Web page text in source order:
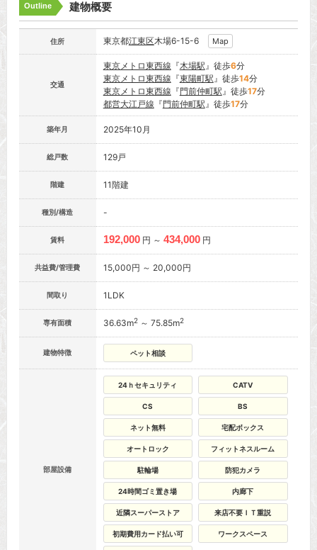
Outline 建物概要
住所 東京都江東区木場6-15-6 Map
交通
東京メトロ東西線 『木場駅』徒歩6分
東京メトロ東西線 『東陽町駅』徒歩14分
東京メトロ東西線 『門前仲町駅』徒歩17分
都営大江戸線 『門前仲町駅』徒歩17分
築年月 2025年10月
総戸数 129戸
階建 11階建
種別/構造 -
賃料 192,000 円 ～ 434,000 円
共益費/管理費 15,000円 ～ 20,000円
間取り 1LDK
専有面積 36.63m2～ 75.85m2
建物特徴 ペット相談
部屋設備
24ｈセキュリティ CATV
CS BS
ネット無料 宅配ボックス
オートロック フィットネスルーム
駐輪場 防犯カメラ
24時間ゴミ置き場 内廊下
近隣スーパーストア 来店不要ＩＴ重説
初期費用カード払い可 ワークスペース